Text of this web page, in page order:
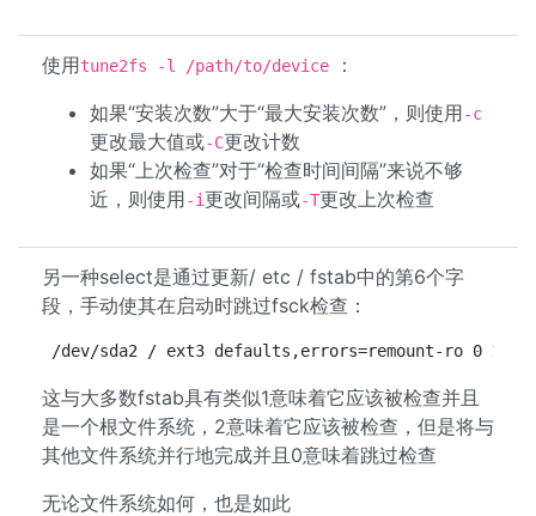
使用tune2fs -l /path/to/device
：
如果“安装次数”大于“最大安装次数”，则使用-c
更改最大值或-C更改计数
如果“上次检查”对于“检查时间间隔”来说不够
近，则使用-i更改间隔或-T更改上次检查
另一种select是通过更新/ etc / fstab中的第6个字
段，手动使其在启动时跳过fsck检查：
/dev/sda2 / ext3 defaults,errors=remount-ro 0 1
这与大多数fstab具有类似1意味着它应该被检查并且
是一个根文件系统，2意味着它应该被检查，但是将与
其他文件系统并行地完成并且0意味着跳过检查
无论文件系统如何，也是如此